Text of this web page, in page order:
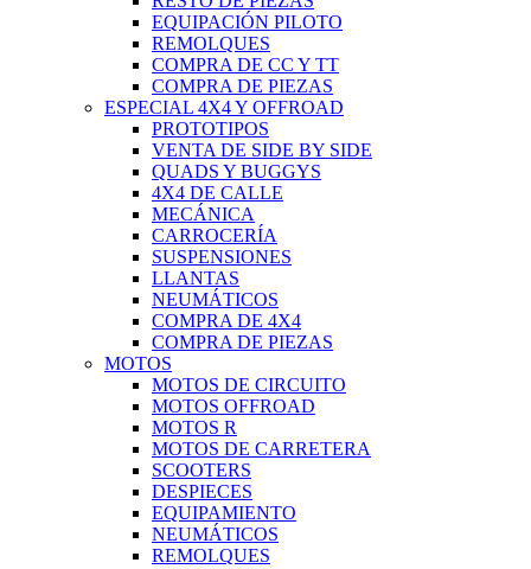
EQUIPACIÓN PILOTO
REMOLQUES
COMPRA DE CC Y TT
COMPRA DE PIEZAS
ESPECIAL 4X4 Y OFFROAD
PROTOTIPOS
VENTA DE SIDE BY SIDE
QUADS Y BUGGYS
4X4 DE CALLE
MECÁNICA
CARROCERÍA
SUSPENSIONES
LLANTAS
NEUMÁTICOS
COMPRA DE 4X4
COMPRA DE PIEZAS
MOTOS
MOTOS DE CIRCUITO
MOTOS OFFROAD
MOTOS R
MOTOS DE CARRETERA
SCOOTERS
DESPIECES
EQUIPAMIENTO
NEUMÁTICOS
REMOLQUES